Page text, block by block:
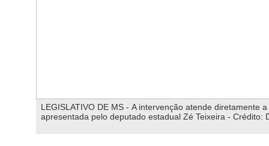
LEGISLATIVO DE MS - A intervenção atende diretamente
apresentada pelo deputado estadual Zé Teixeira - Crédito: